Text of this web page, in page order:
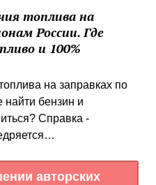
топлива на
России. Где
и 100%
на заправках по
найти бензин и
Справка -
авторских